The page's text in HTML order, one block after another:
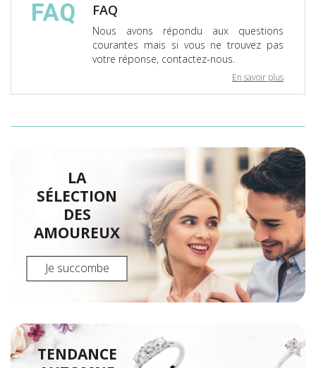
FAQ
Nous avons répondu aux questions
courantes mais si vous ne trouvez pas
votre réponse, contactez-nous.
En savoir plus
LA
SÉLECTION
DES
AMOUREUX
Je succombe
TENDANCE